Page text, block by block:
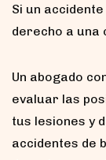
Si un
derecho a una
Un abogado
evaluar las
tus lesiones y
accidentes de